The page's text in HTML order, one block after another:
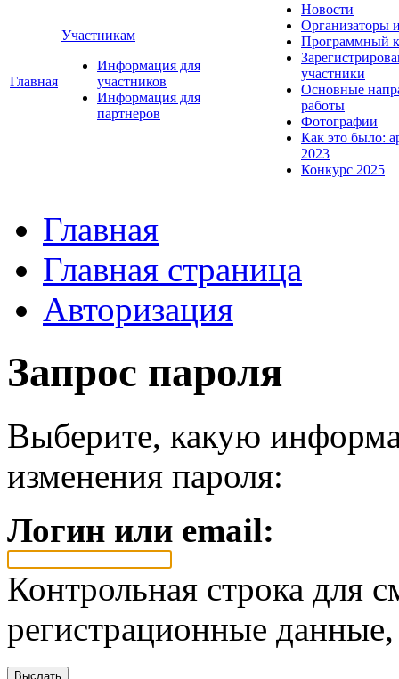
Главная
Участникам
Информация для
участников
Информация для
партнеров
Новости
Организаторы
Программный
участники
Основные
работы
Фотографии
Как это было:
2023
Конкурс 2025
Главная
Главная страница
Авторизация
Запрос пароля
Выберите, какую
изменения пароля:
Логин или email:
Контрольная строка для
регистрационные